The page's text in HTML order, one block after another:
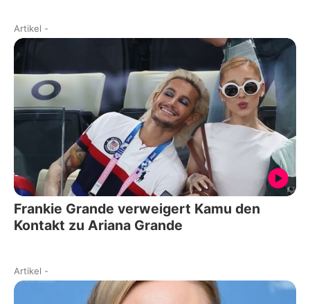
Artikel -
Frankie Grande verweigert Kamu den
Kontakt zu Ariana Grande
Artikel -